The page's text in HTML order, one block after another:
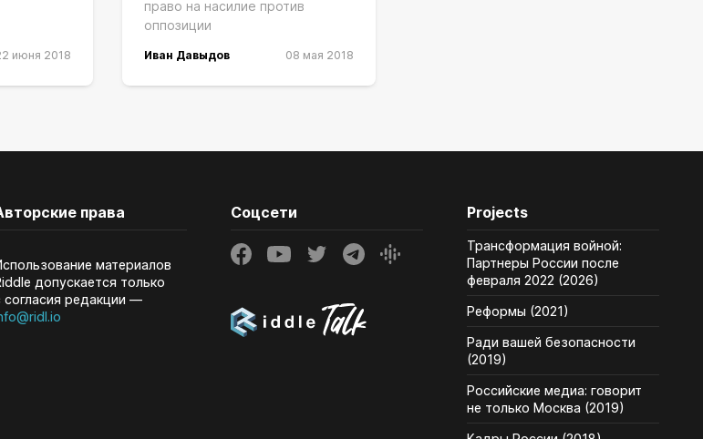
июня 2018
право на насилие против
оппозиции
Иван Давыдов 08 мая 2018
права
материалов
допускается только
согласия редакции —
Соцсети Projects
Трансформация войной:
Партнеры России после
февраля 2022 (2026)
Реформы (2021)
Ради вашей безопасности
(2019)
Российские медиа: говорит
не только Москва (2019)